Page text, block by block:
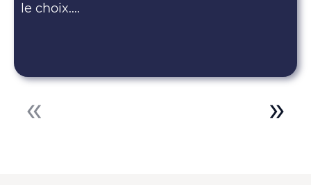
le choix....